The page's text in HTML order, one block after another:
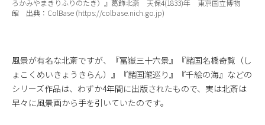
ろかみやまきりふりのたき）』葛飾北斎 天保4(1833)年 東京国立博物
館 出典：ColBase (https://colbase.nich.go.jp)
風景が有名な北斎ですが、『冨嶽三十六景』『諸国名橋奇覧（し
ょこくめいきょうきらん）』『諸国瀧巡り』『千絵の海』などの
シリーズ作品は、わずか4年間に出版されたもので、実は北斎は
早々に風景画から手を引いていたのです。